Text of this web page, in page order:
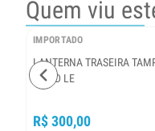
Quem viu
IMPORTADO
LANTERNA TRASEIRA
C/LED LE
R$ 300,00